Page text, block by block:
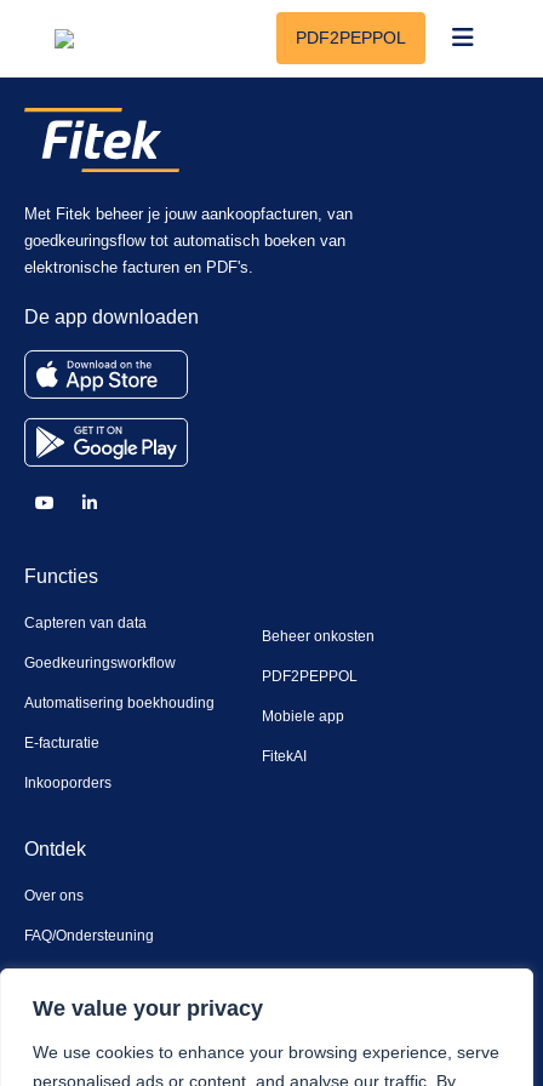
We value your privacy
We use cookies to enhance your browsing experience, serve
personalised ads or content, and analyse our traffic. By
PDF2PEPPOL
Met Fitek beheer je jouw aankoopfacturen, van
goedkeuringsflow tot automatisch boeken van
elektronische facturen en PDF's.
De app downloaden
Functies
Capteren van data
Goedkeuringsworkflow
Automatisering boekhouding
E-facturatie
Inkooporders
Beheer onkosten
PDF2PEPPOL
Mobiele app
FitekAI
Ontdek
Over ons
FAQ/Ondersteuning
Privacy en veiligheid